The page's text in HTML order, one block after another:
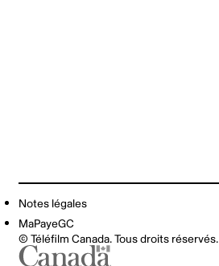
Notes légales
MaPayeGC
© Téléfilm Canada. Tous droits réservés.